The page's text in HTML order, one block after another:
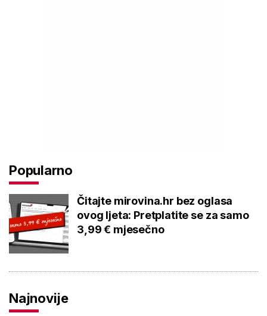
Popularno
Čitajte mirovina.hr bez oglasa
ovog ljeta: Pretplatite se za samo
3,99 € mjesečno
Najnovije